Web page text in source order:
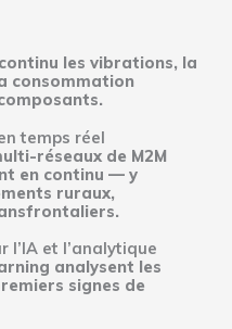
les vibrations, la
consommation
temps réel
réseaux de M2M
en continu — y
ruraux,
l’IA et l’analytique
analysent les
signes de